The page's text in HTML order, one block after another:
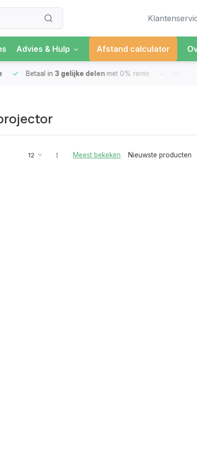
Advies & Hulp Afstand calculator
Betaal in 3 gelijke delen met 0% rente Vandaag
Meest bekeken Nieuwste producten